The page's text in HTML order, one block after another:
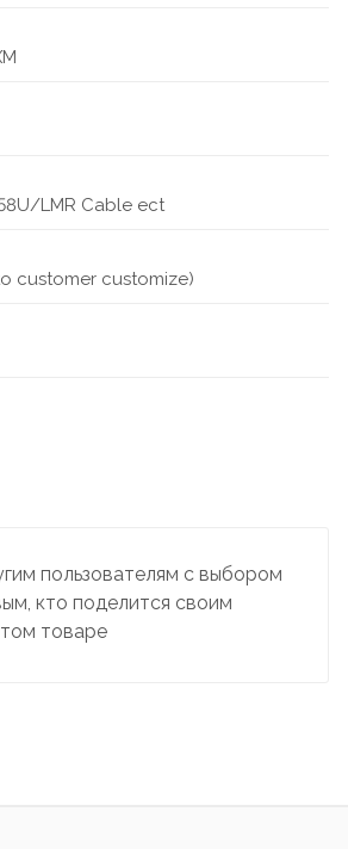
LMR Cable ect
customer customize)
пользователям с выбором
кто поделится своим
товаре